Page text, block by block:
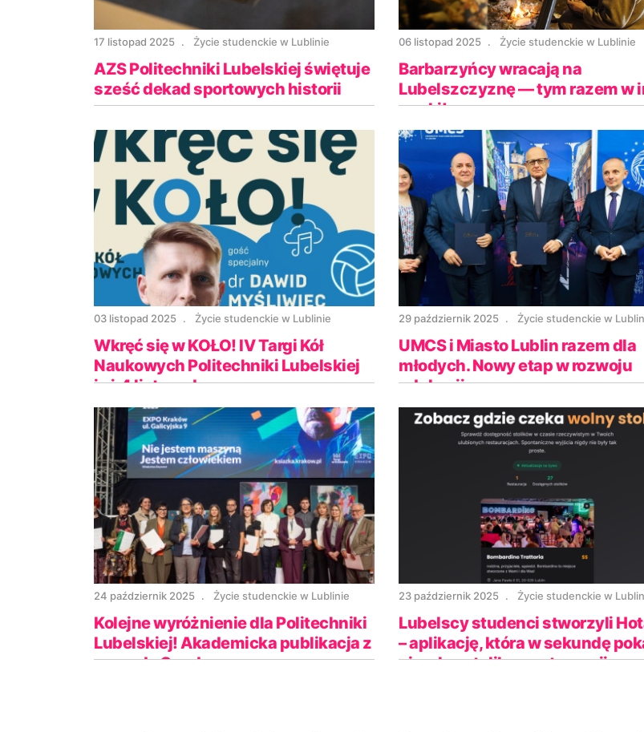
17 listopad 2025 Życie studenckie w Lublinie
AZS Politechniki Lubelskiej świętuje
sześć dekad sportowych historii
06 listopad 2025 Życie studenckie w Lublinie
Barbarzyńcy wracają na
Lubelszczyznę — tym razem w
nauki!
03 listopad 2025 Życie studenckie w Lublinie
Wkręć się w KOŁO! IV Targi Kół
Naukowych Politechniki Lubelskiej
już 4 listopada
29 październik 2025 Życie studenckie w
UMCS i Miasto Lublin razem dla
młodych. Nowy etap w rozwoju
edukacji
24 październik 2025 Życie studenckie w Lublinie
Kolejne wyróżnienie dla Politechniki
Lubelskiej! Akademicka publikacja z
nagrodą Gaudeamus
23 październik 2025 Życie studenckie w
Lubelscy studenci stworzyli
– aplikację, która w sekundę
ci wolny stolik w restauracji